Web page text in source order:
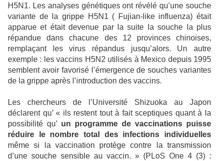
H5N1. Les analyses génétiques ont révélé qu’une souche
variante de la grippe H5N1 ( Fujian-like influenza) était
apparue et était devenue par la suite la souche la plus
répandue dans chacune des 12 provinces chinoises,
remplaçant les virus répandus jusqu’alors. Un autre
exemple : les vaccins H5N2 utilisés à Mexico depuis 1995
semblent avoir favorisé l’émergence de souches variantes
de la grippe après l’introduction des vaccins.
Les chercheurs de l’Université Shizuoka au Japon
déclarent qu’ « ils restent tout à fait sceptiques quant à la
possibilité qu’ un programme de vaccinations puisse
réduire le nombre total des infections individuelles
même si la vaccination protège contre la transmission
d’une souche sensible au vaccin. » (PLoS One 4 (3) :